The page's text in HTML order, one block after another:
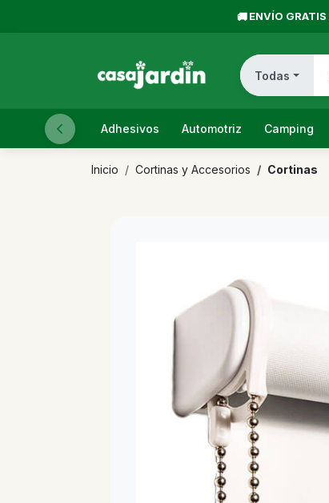
🚚 ENVÍO GRATIS
Todas
Adhesivos Automotriz Camping
Inicio Cortinas y Accesorios Cortinas